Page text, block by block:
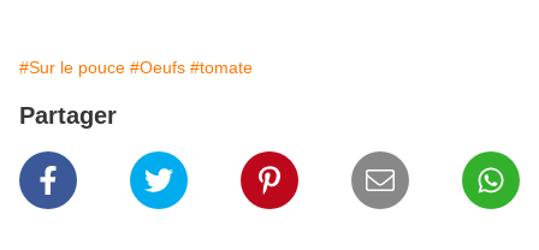
#Sur le pouce #Oeufs #tomate
Partager